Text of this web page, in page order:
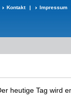
Kontakt | Impressum
heutige Tag wird